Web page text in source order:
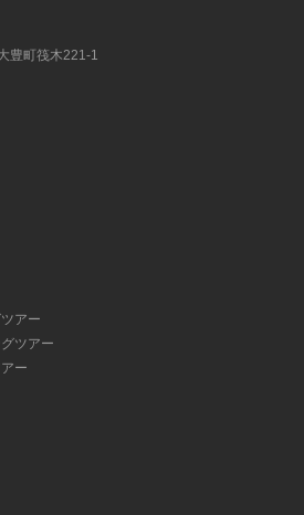
豊町筏木221-1
アー
ツアー
ー